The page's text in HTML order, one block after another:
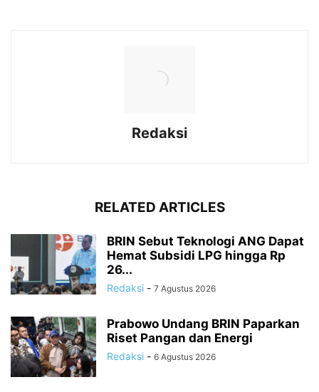
Redaksi
RELATED ARTICLES
BRIN Sebut Teknologi ANG Dapat
Hemat Subsidi LPG hingga Rp
26...
Redaksi - 7 Agustus 2026
Prabowo Undang BRIN Paparkan
Riset Pangan dan Energi
Redaksi - 6 Agustus 2026